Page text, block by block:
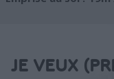
JE VEUX